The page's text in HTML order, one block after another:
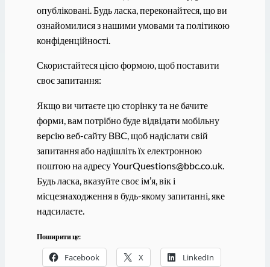
опубліковані. Будь ласка, переконайтеся, що ви
ознайомилися з нашими умовами та політикою
конфіденційності.
Скористайтеся цією формою, щоб поставити
своє запитання:
Якщо ви читаєте цю сторінку та не бачите
форми, вам потрібно буде відвідати мобільну
версію веб-сайту BBC, щоб надіслати свій
запитання або надішліть їх електронною
поштою на адресу YourQuestions@bbc.co.uk.
Будь ласка, вказуйте своє ім’я, вік і
місцезнаходження в будь-якому запитанні, яке
надсилаєте.
Поширити це:
Facebook X LinkedIn